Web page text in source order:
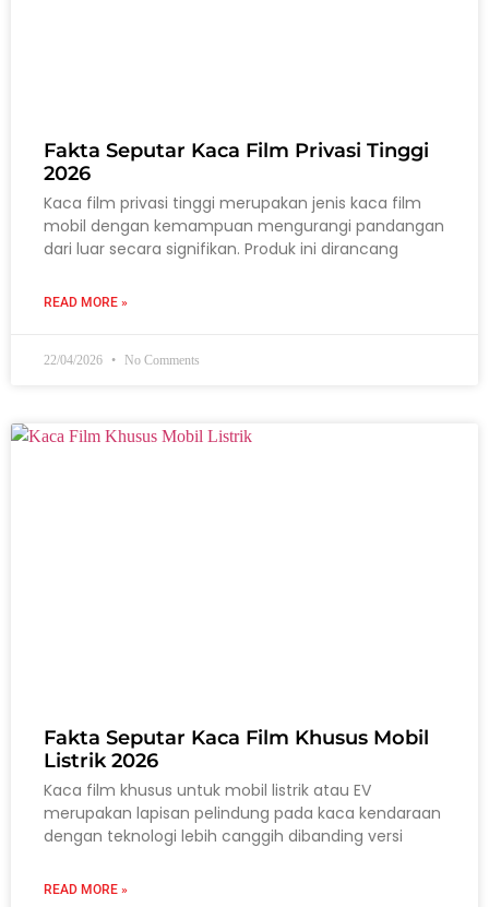
Fakta Seputar Kaca Film Privasi Tinggi
2026
Kaca film privasi tinggi merupakan jenis kaca film
mobil dengan kemampuan mengurangi pandangan
dari luar secara signifikan. Produk ini dirancang
READ MORE »
22/04/2026 No Comments
Fakta Seputar Kaca Film Khusus Mobil
Listrik 2026
Kaca film khusus untuk mobil listrik atau EV
merupakan lapisan pelindung pada kaca kendaraan
dengan teknologi lebih canggih dibanding versi
READ MORE »